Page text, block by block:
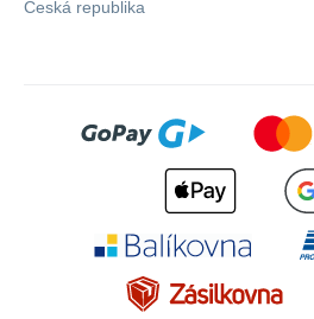
Česká republika